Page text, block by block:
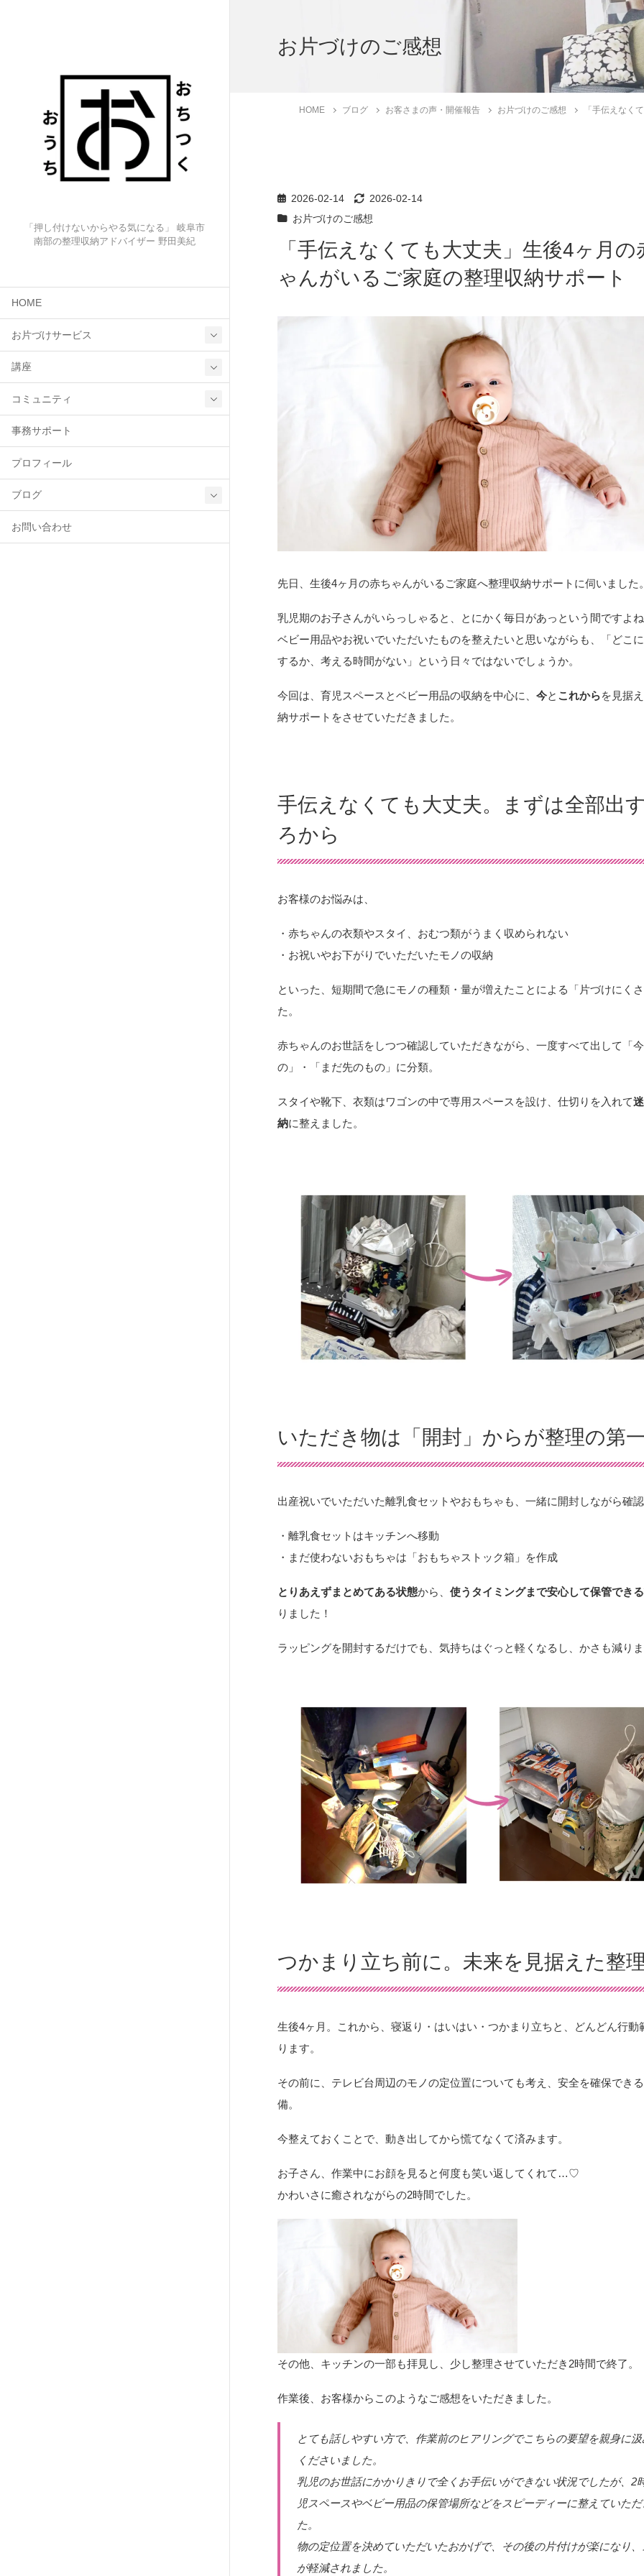
「押し付けないからやる気になる」 岐阜市
南部の整理収納アドバイザー 野田美紀
HOME
お片づけサービス
講座
コミュニティ
事務サポート
プロフィール
ブログ
お問い合わせ
お片づけのご感想
HOME ブログ お客さまの声・開催報告 お片づけのご感想 「手伝えなく
2026-02-14
2026-02-14
お片づけのご感想
「手伝えなくても大丈夫」生後4ヶ月の
ゃんがいるご家庭の整理収納サポート
先日、生後4ヶ月の赤ちゃんがいるご家庭へ整理収納サポートに伺いました
乳児期のお子さんがいらっしゃると、とにかく毎日があっという間ですよ
ベビー用品やお祝いでいただいたものを整えたいと思いながらも、「どこ
するか、考える時間がない」という日々ではないでしょうか。
今回は、育児スペースとベビー用品の収納を中心に、今と これからを見据
納サポートをさせていただきました。
手伝えなくても大丈夫。まずは全部出
ろから
お客様のお悩みは、
・赤ちゃんの衣類やスタイ、おむつ類がうまく収められない
・お祝いやお下がりでいただいたモノの収納
といった、短期間で急にモノの種類・量が増えたことによる「片づけにく
た。
赤ちゃんのお世話をしつつ確認していただきながら、一度すべて出して「
の」・「まだ先のもの」に分類。
スタイや靴下、衣類はワゴンの中で専用スペースを設け、仕切りを入れて
納に整えました。
いただき物は「開封」からが整理の第
出産祝いでいただいた離乳食セットやおもちゃも、一緒に開封しながら確
・離乳食セットはキッチンへ移動
・まだ使わないおもちゃは「おもちゃストック箱」を作成
とりあえずまとめてある状態から、使うタイミングまで安心して保管でき
りました！
ラッピングを開封するだけでも、気持ちはぐっと軽くなるし、かさも減り
つかまり立ち前に。未来を見据えた整
生後4ヶ月。これから、寝返り・はいはい・つかまり立ちと、どんどん行動
ります。
その前に、テレビ台周辺のモノの定位置についても考え、安全を確保でき
備。
今整えておくことで、動き出してから慌てなくて済みます。
お子さん、作業中にお顔を見ると何度も笑い返してくれて…♡
かわいさに癒されながらの2時間でした。
その他、キッチンの一部も拝見し、少し整理させていただき2時間で終了。
作業後、お客様からこのようなご感想をいただきました。
とても話しやすい方で、作業前のヒアリングでこちらの要望を親身に
くださいました。
乳児のお世話にかかりきりで全くお手伝いができない状況でしたが、2
児スペースやベビー用品の保管場所などをスピーディーに整えていた
た。
物の定位置を決めていただいたおかげで、その後の片付けが楽になり
が軽減されました。